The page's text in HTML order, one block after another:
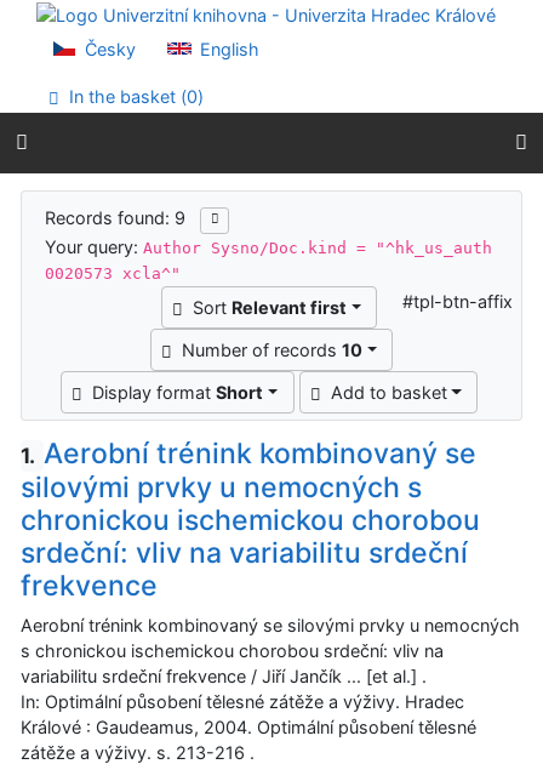
Go to content
Go to menu
Accessibility declaration
Česky English
In the basket (0)
Search results
Records found: 9
Your query:Author Sysno/Doc.kind = "^hk_us_auth
0020573 xcla^"
Sort Relevant first
Number of records 10
Display formatShort Add to basket
#tpl-btn-affix
1. Aerobní trénink kombinovaný se
silovými prvky u nemocných s
chronickou ischemickou chorobou
srdeční: vliv na variabilitu srdeční
frekvence
Aerobní trénink kombinovaný se silovými prvky u nemocných
s chronickou ischemickou chorobou srdeční: vliv na
variabilitu srdeční frekvence / Jiří Jančík ... [et al.] .
In: Optimální působení tělesné zátěže a výživy. Hradec
Králové : Gaudeamus, 2004. Optimální působení tělesné
zátěže a výživy. s. 213-216 .